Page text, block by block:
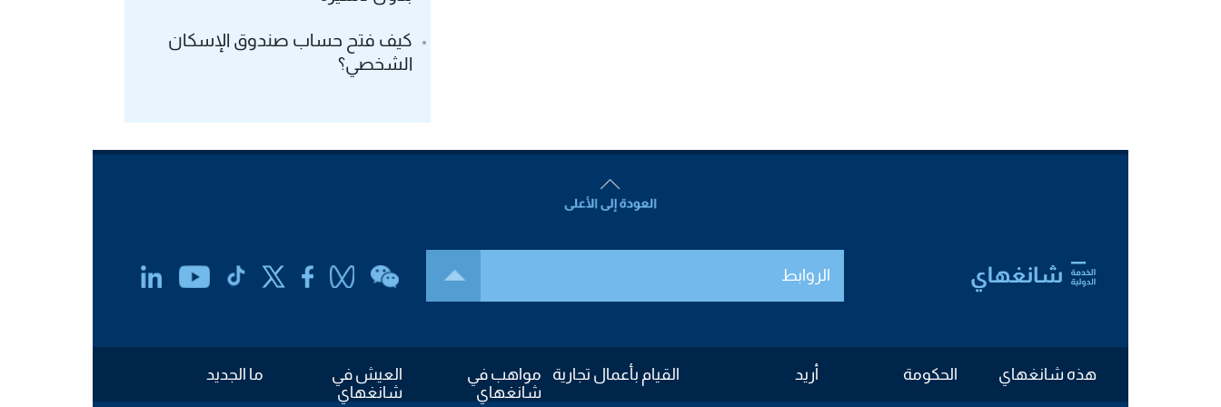
كيف فتح حساب صندوق الإسكان
الشخصي؟
الروابط
هذه شانغهاي الحكومة أريد القيام بأعمال تجارية
مواهب في
شانغهاي
العيش في
شانغهاي
ما الجديد